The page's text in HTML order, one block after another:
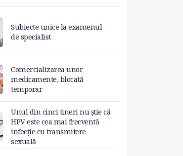
Subiecte unice la examenul
de specialist
Comercializarea unor
medicamente, blocată
temporar
Unul din cinci tineri nu știe că
HPV este cea mai frecventă
infecție cu transmitere
sexuală